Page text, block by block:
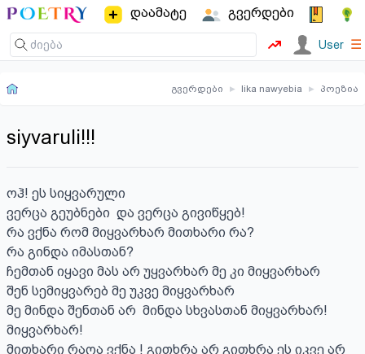
დაამატე გვერდები
User ☰
გვერდები ▸ lika nawyebia ▸ პოეზია
siyvaruli!!!
ოჰ! ეს სიყვარული
ვერცა გეუბნები  და ვერცა გივიწყებ!
რა ვქნა რომ მიყვარხარ მითხარი რა?
რა გინდა იმასთან?
ჩემთან იყავი მას არ უყვარხარ მე კი მიყვარხარ
შენ სემიყვარებ მე უკვე მიყვარხარ
მე მინდა შენთან არ  მინდა სხვასთან მიყვარხარ!
მიყვარხარ!
მითხარი რაღა ვქნა ! გითხრა არ გითხრა ეს იკვე არ